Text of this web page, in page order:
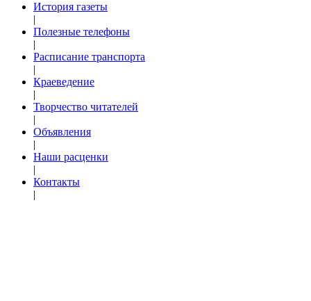
История газеты
|
Полезные телефоны
|
Расписание транспорта
|
Краеведение
|
Творчество читателей
|
Объявления
|
Наши расценки
|
Контакты
|